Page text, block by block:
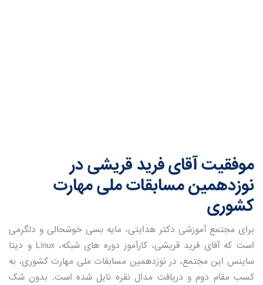
موفقیت آقای فرید قریشی در
نوزدهمین مسابقات ملی مهارت
کشوری
برای مجتمع آموزشی دکتر هدایتی، مایه بسی خوشحالی و دلگرمی
است که آقای فرید قریشی، کارآموز دوره های شبکه، Linux و دیتا
ساینس این مجتمع، در نوزدهمین مسابقات ملی مهارت کشوری، به
کسب مقام دوم و دریافت مدال نقره نایل شده است. بدون شک